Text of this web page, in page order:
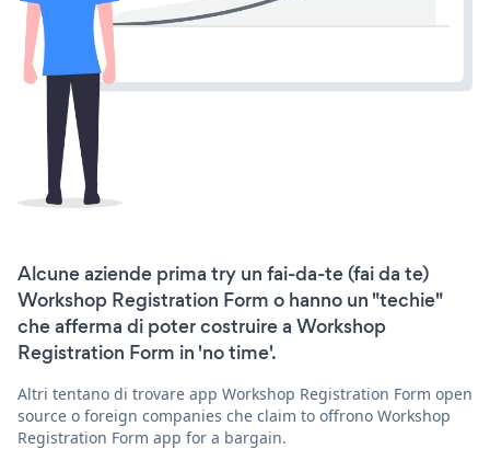
Alcune aziende prima try un fai-da-te (fai da te)
Workshop Registration Form o hanno un "techie"
che afferma di poter costruire a Workshop
Registration Form in 'no time'.
Altri tentano di trovare app Workshop Registration Form open
source o foreign companies che claim to offrono Workshop
Registration Form app for a bargain.